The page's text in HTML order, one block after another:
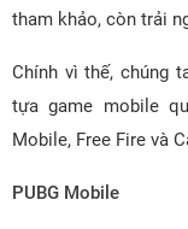
tham khảo, còn trải
Chính vì thế, chúng
tựa game mobile
Mobile, Free Fire và
PUBG Mobile